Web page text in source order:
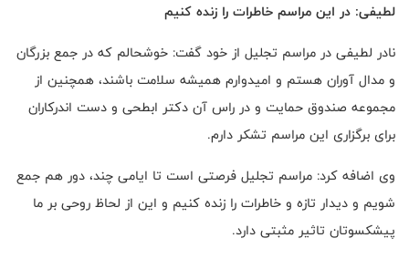
لطیفی: در این مراسم خاطرات را زنده کنیم
نادر لطیفی در مراسم تجلیل از خود گفت: خوشحالم که در جمع بزرگان
و مدال آوران هستم و امیدوارم همیشه سلامت باشند، همچنین از
مجموعه صندوق حمایت و در راس آن دکتر ابطحی و دست اندرکاران
برای برگزاری این مراسم تشکر دارم.
وی اضافه کرد: مراسم تجلیل فرصتی است تا ایامی چند، دور هم جمع
شویم و دیدار تازه و خاطرات را زنده کنیم و این از لحاظ روحی بر ما
پیشکسوتان تاثیر مثبتی دارد.